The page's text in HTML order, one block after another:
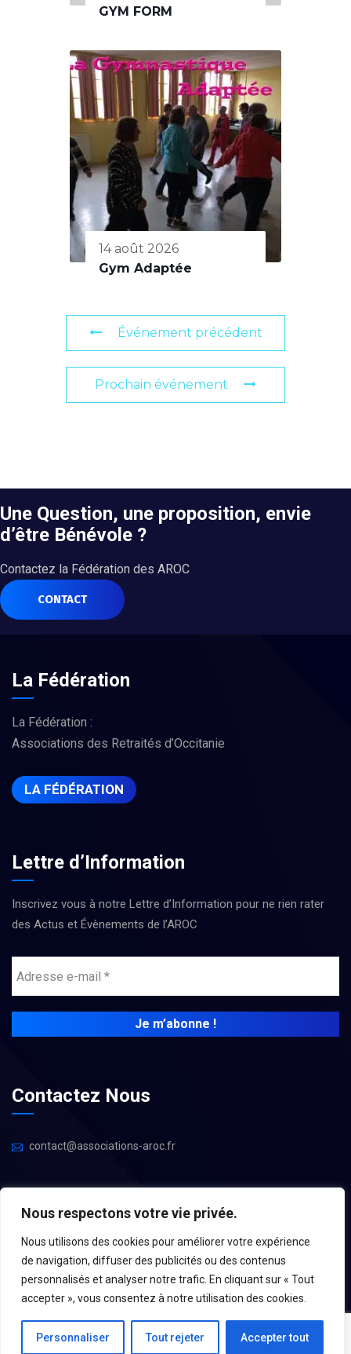
Nous respectons votre vie privée.
Nous utilisons des cookies pour améliorer votre expérience
de navigation, diffuser des publicités ou des contenus
personnalisés et analyser notre trafic. En cliquant sur « Tout
accepter », vous consentez à notre utilisation des cookies.
Personnaliser Tout rejeter Accepter tout
GYM FORM
14 août 2026
Gym Adaptée
Événement précédent
Prochain événement
Une Question, une proposition, envie
d’être Bénévole ?
Contactez la Fédération des AROC
CONTACT
La Fédération
La Fédération :
Associations des Retraités d’Occitanie
LA FÉDÉRATION
Lettre d’Information
Inscrivez vous à notre Lettre d’Information pour ne rien rater
des Actus et Évènements de l’AROC
Contactez Nous
contact@associations-aroc.fr
Agence eRekaa